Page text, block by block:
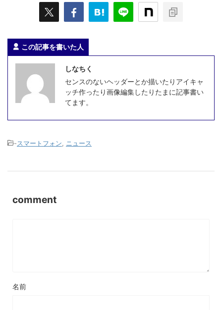
この記事を書いた人
しなちく
センスのないヘッダーとか描いたりアイキャ
ッチ作ったり画像編集したりたまに記事書い
てます。
-スマートフォン ニュース
comment
名前